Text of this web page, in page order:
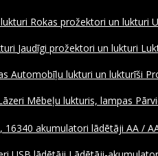
Rokas prožektori un lukturi
Jaudīgi prožektori un lukturi
Automobīļu lukturi un lukturīši
Mēbeļu lukturis, lampas
16340 akumulatori lādētāji AA /